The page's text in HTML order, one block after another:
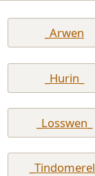
_Arwen
_Hurin_
_Losswen_
_Tindomerel_